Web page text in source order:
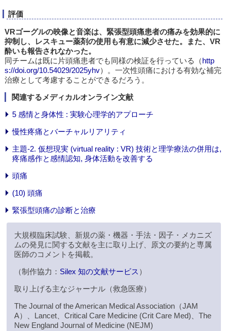
評価
VRゴーグルの映像と音楽は、緊張型頭痛患者の痛みを効果的に
抑制し、レスキュー薬剤の使用も有意に減少させた。また、VR
酔いも報告されなかった。
同チームは既に片頭痛患者でも同様の検証を行っている（http
s://doi.org/10.54029/2025yhv）。一次性頭痛における有効な補完
治療として考慮することができるだろう。
関連するメディカルオンライン文献
5 感情と身体性 : 実験心理学的アプローチ
慢性疼痛とバーチャルリアリティ
主題-2. 仮想現実 (virtual reality : VR) 技術と理学療法の併用は,
疼痛感作と感情認知, 身体活動を改善する
頭痛
(10) 頭痛
緊張型頭痛の診断と治療
大規模臨床試験、新規の薬・機器・手法・因子・メカニズ
ムの発見に関する文献を主に取り上げ、原文の要約と専属
医師のコメントを掲載。
（制作協力： Silex 知の文献サービス ）
取り上げる主なジャーナル（救急医療）
The Journal of the American Medical Association（JAM
A）、Lancet、Critical Care Medicine (Crit Care Med)、The
New England Journal of Medicine (NEJM)